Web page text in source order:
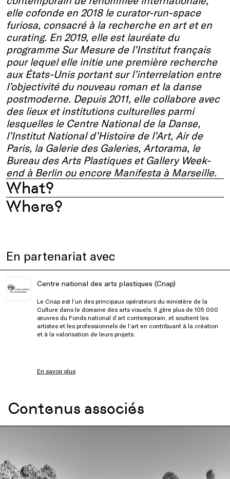
elle cofonde en 2018 le curator-run-space
furiosa, consacré à la recherche en art et en
curating. En 2019, elle est lauréate du
programme Sur Mesure de l’Institut français
pour lequel elle initie une première recherche
aux États-Unis portant sur l’interrelation entre
l’objectivité du nouveau roman et la danse
postmoderne. Depuis 2011, elle collabore avec
des lieux et institutions culturelles parmi
lesquelles le Centre National de la Danse,
l’Institut National d’Histoire de l’Art, Air de
Paris, la Galerie des Galeries, Artorama, le
Bureau des Arts Plastiques et Gallery Week-
end à Berlin ou encore Manifesta à Marseille.
What?
Where?
En partenariat avec
Centre national des arts plastiques (Cnap)
Le Cnap est l’un des principaux opérateurs du ministère de la
Culture dans le domaine des arts visuels. Il gère plus de 105 000
œuvres du Fonds national d’art contemporain, et soutient les
artistes et les professionnels de l’art en contribuant à la création
et à la valorisation de leurs projets.
En savoir plus
Contenus associés